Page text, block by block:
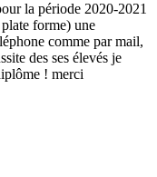
la période 2020-2021
forme) une
comme par mail,
des ses élevés je
! merci